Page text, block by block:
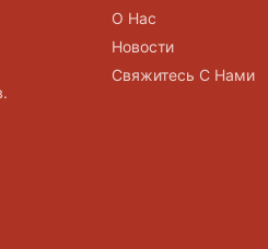
О Нас
Новости
Свяжитесь С Нами